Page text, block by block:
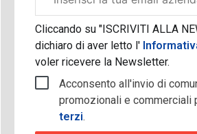
aziendale
Cliccando su "ISCRIVITI ALLA
dichiaro di aver letto l'
voler ricevere la Newsletter.
Acconsento all'invio di
promozionali e commerciali
terzi.